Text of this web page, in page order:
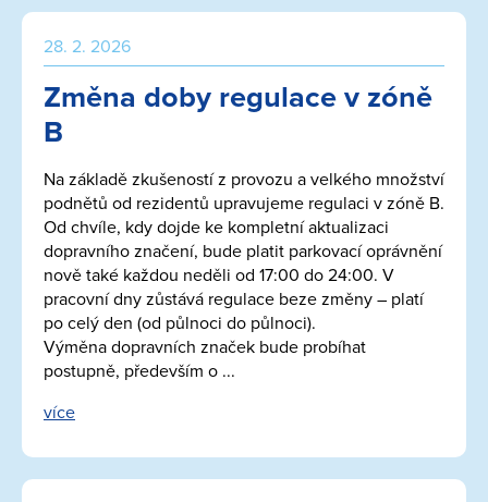
28. 2. 2026
Změna doby regulace v zóně
B
Na základě zkušeností z provozu a velkého množství
podnětů od rezidentů upravujeme regulaci v zóně B.
Od chvíle, kdy dojde ke kompletní aktualizaci
dopravního značení, bude platit parkovací oprávnění
nově také každou neděli od 17:00 do 24:00. V
pracovní dny zůstává regulace beze změny – platí
po celý den (od půlnoci do půlnoci).
Výměna dopravních značek bude probíhat
postupně, především o ...
více